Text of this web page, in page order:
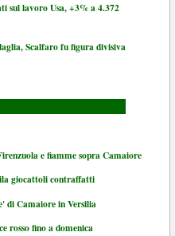
sul lavoro Usa, +3% a 4.372
Scalfaro fu figura divisiva
e fiamme sopra Camaiore
giocattoli contraffatti
di Camaiore in Versilia
rosso fino a domenica